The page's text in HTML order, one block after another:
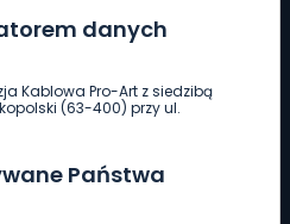
danych
Kablowa Pro-Art z siedzibą
(63-400) przy ul.
Państwa